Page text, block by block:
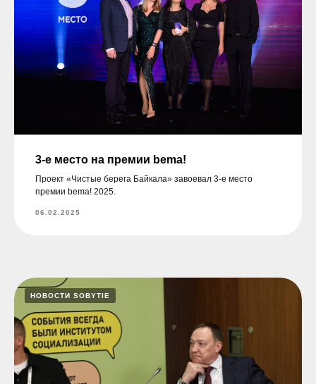
3-е место на премии bema!
Проект «Чистые берега Байкала» завоевал 3-е место
премии bema! 2025.
06.02.2025
НОВОСТИ SOBYTIE